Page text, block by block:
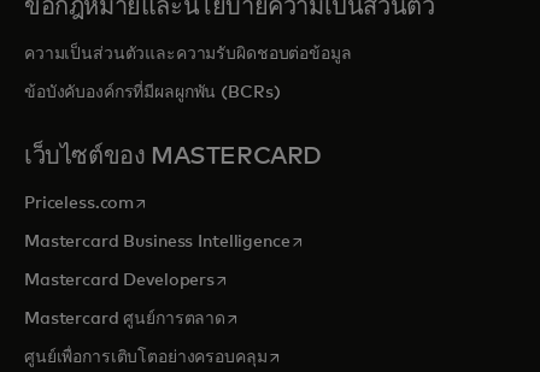
ข้อกฎหมายและนโยบายความเป็นส่วนตัว
ความเป็นส่วนตัวและความรับผิดชอบต่อข้อมูล
ข้อบังคับองค์กรที่มีผลผูกพัน (BCRs)
เว็บไซต์ของ MASTERCARD
Priceless.com opens in a new tab
Mastercard Business Intelligenceopens in a new tab
Mastercard Developersopens in a new tab
Mastercard ศูนย์การตลาด opens in a new tab
ศูนย์เพื่อการเติบโตอย่างครอบคลุมopens in a new tab